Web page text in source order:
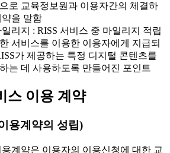
로 교육정보원과 이용자간의 체결하
약을 말함
리지 : RISS 서비스 중 마일리지 적립
서비스를 이용한 이용자에게 지급되
가 제공하는 특정 디지털 콘텐츠를
는 데 사용하도록 만들어진 포인트
스 이용 계약
용계약의 성립)
계약은 이용자의 이용신청에 대한 교